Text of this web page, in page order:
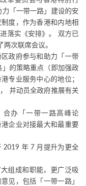
「一带一路」建设的安
度，作为香港和内地相
落实《安排》。 双方已
次联席会议。
政府参与和助力「一带
的策略重点（即加强政
专业服务中心的地位；
并动员全政府推展有关
办「一带一路高峰论
企业对接最大和最重要
2019 年 7 月提升为更全
组成和职能，更广泛吸
见，包括「一带一路」